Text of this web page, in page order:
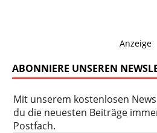
Anzeige
ABONNIERE UNSEREN
Mit unserem kostenlosen
du die neuesten Beiträge
Postfach.